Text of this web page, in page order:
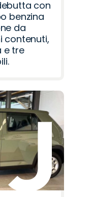
con
benzina
da
contenuti,
e tre